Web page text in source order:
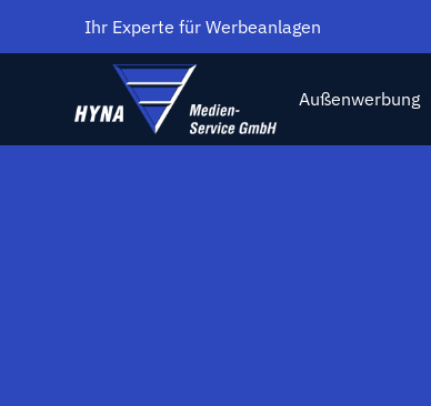
Ihr Experte für Werbeanlagen
Außenwerbung